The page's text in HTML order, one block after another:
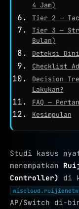
CEK LOKASI
INFO KONEKSI
SECURITY HEADERS
4 Jam)
Tier 2 —
Tier 3 —
Bulan)
Deteksi Dini
Checklist
Decision
Lakukan?
FAQ —
Kesimpulan
Studi kasus
menempatkan
Controller)
di
AP/Switch di-